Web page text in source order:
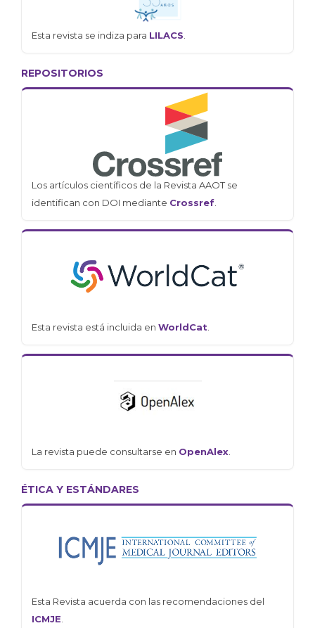
Esta revista se indiza para LILACS
REPOSITORIOS
Los artículos científicos de la Revista AAOT se
identifican con DOI mediante Crossref
Esta revista está incluida en WorldCat
La revista puede consultarse en OpenAlex
ÉTICA Y ESTÁNDARES
Esta Revista acuerda con las recomendaciones del
ICMJE